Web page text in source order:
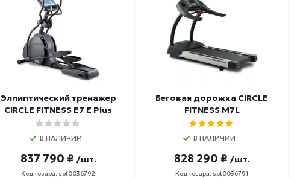
Эллиптический тренажер
CIRCLE FITNESS E7 E Plus
В НАЛИЧИИ
837 790 ₽ /шт.
Код товара: spt0036792
Беговая дорожка CIRCLE
FITNESS M7L
В НАЛИЧИИ
828 290 ₽ /шт.
Код товара: spt0036791